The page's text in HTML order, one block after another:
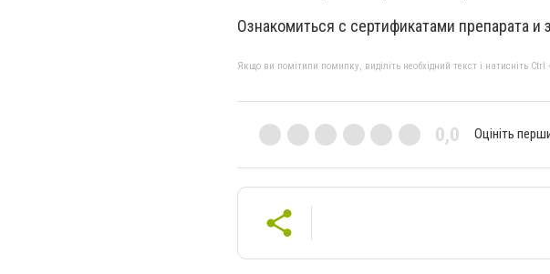
Ознакомиться с сертификатами препарата и
Якщо ви помітили помилку, виділіть необхідний текст і натисніть
0,0 Оцініть